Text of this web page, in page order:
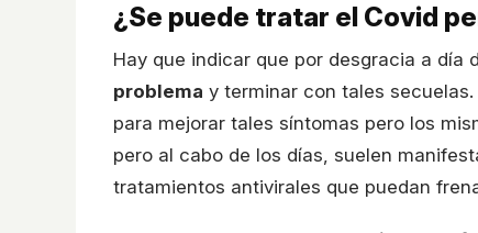
¿Se puede tratar el Covid
Hay que indicar que por desgracia a día
problema y terminar con tales
para mejorar tales síntomas pero los
pero al cabo de los días, suelen
tratamientos antivirales que puedan